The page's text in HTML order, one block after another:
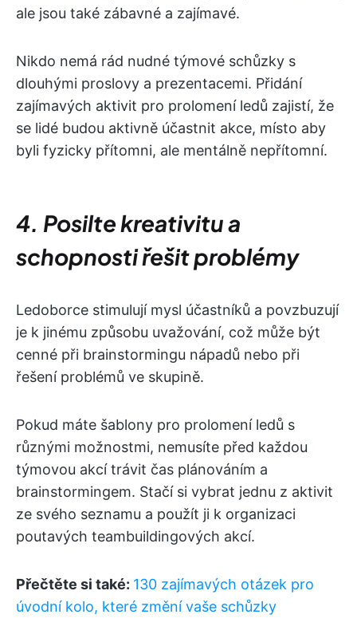
ale jsou také zábavné a zajímavé.
Nikdo nemá rád nudné týmové schůzky s
dlouhými proslovy a prezentacemi. Přidání
zajímavých aktivit pro prolomení ledů zajistí, že
se lidé budou aktivně účastnit akce, místo aby
byli fyzicky přítomni, ale mentálně nepřítomní.
4. Posilte kreativitu a
schopnosti řešit problémy
Ledoborce stimulují mysl účastníků a povzbuzují
je k jinému způsobu uvažování, což může být
cenné při brainstormingu nápadů nebo při
řešení problémů ve skupině.
Pokud máte šablony pro prolomení ledů s
různými možnostmi, nemusíte před každou
týmovou akcí trávit čas plánováním a
brainstormingem. Stačí si vybrat jednu z aktivit
ze svého seznamu a použít ji k organizaci
poutavých teambuildingových akcí.
Přečtěte si také: 130 zajímavých otázek pro
úvodní kolo, které změní vaše schůzky